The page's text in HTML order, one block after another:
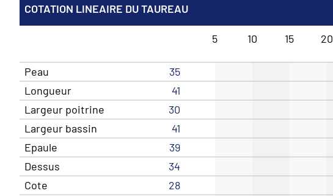
COTATION LINEAIRE DU TAUREAU
5 10 15 20
Peau
35
Longueur
41
Largeur poitrine
30
Largeur bassin
41
Epaule
39
Dessus
34
Cote
28